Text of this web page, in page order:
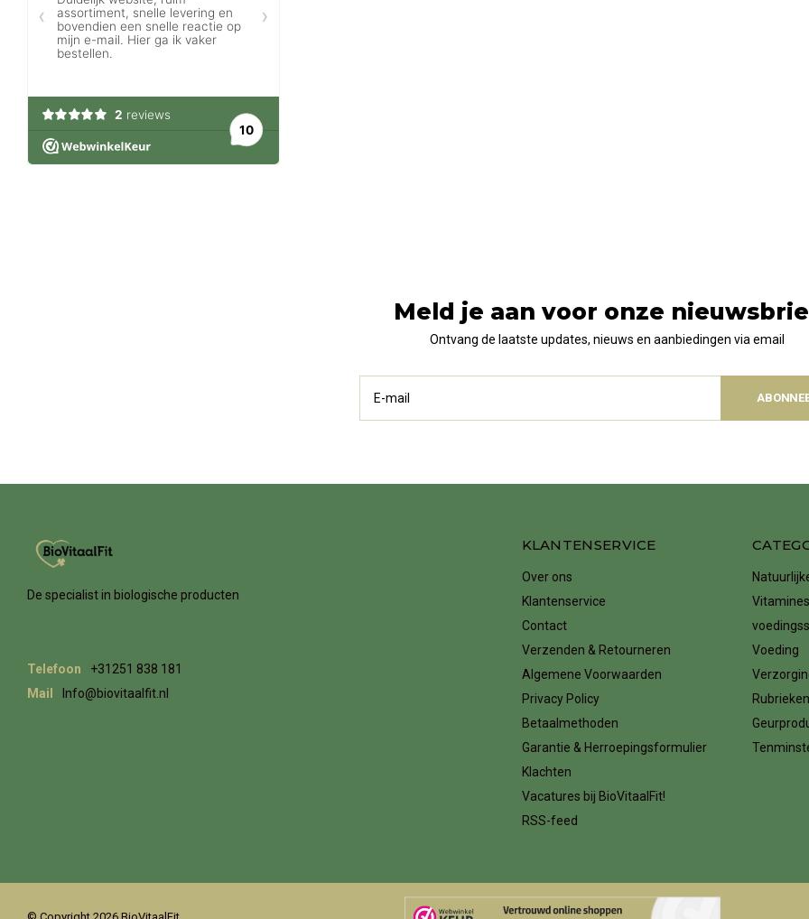
Meld je aan voor onze
Ontvang de laatste updates, nieuws en aanbiedingen via email
De specialist in biologische producten
Telefoon
+31251 838 181
Mail
Info@biovitaalfit.nl
KLANTENSERVICE
Over ons
Klantenservice
Contact
Verzenden & Retourneren
Algemene Voorwaarden
Privacy Policy
Betaalmethoden
Garantie & Herroepingsformulier
Klachten
Vacatures bij BioVitaalFit!
RSS-feed
Voeding
Rubrieken